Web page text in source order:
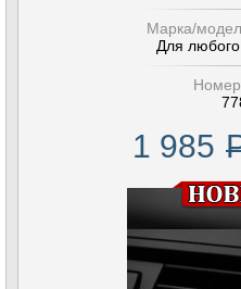
Марка/
Для
Номер
1 985